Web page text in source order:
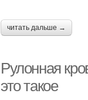
читать дальше →
Рулонная
это такое